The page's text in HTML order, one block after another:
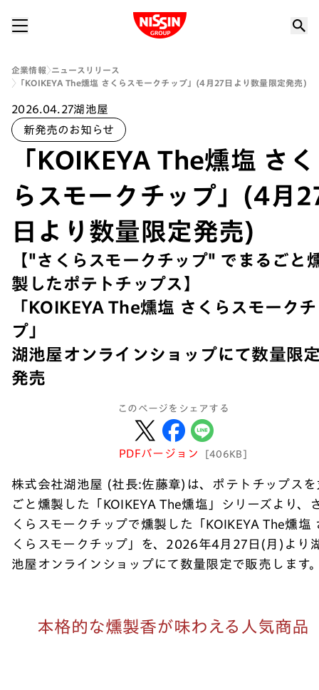
Nissin Group
企業情報
ニュースリリース
「KOIKEYA The燻塩 さくらスモークチップ」(4月27日より数量限定発売)
2026.04.27湖池屋
新発売のお知らせ
「KOIKEYA The燻塩 さく
らスモークチップ」(4月
日より数量限定発売)
【"さくらスモークチップ" でまるごと
製したポテトチップス】
「KOIKEYA The燻塩 さくらスモーク
プ」
湖池屋オンラインショップにて数量限
発売
このページをシェアする
PDFバージョン [406KB]
株式会社湖池屋 (社長:佐藤章)は、ポテトチップスを
ごと燻製した「KOIKEYA The燻塩」シリーズより、
くらスモークチップで燻製した「KOIKEYA The燻塩
くらスモークチップ」を、2026年4月27日(月)より
池屋オンラインショップにて数量限定で販売します
本格的な燻製香が味わえる人気商品